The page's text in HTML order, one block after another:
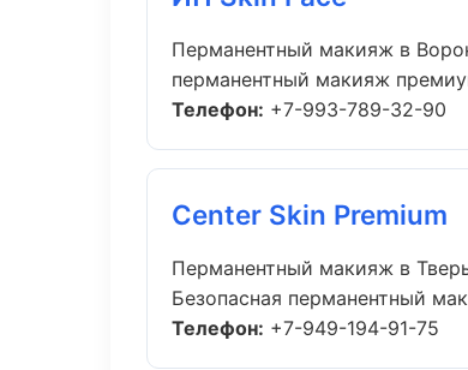
Перманентный макияж в
перманентный макияж
Телефон: +7-993-789-32-90
Center Skin Premium
Перманентный макияж в
Безопасная перманентный
Телефон: +7-949-194-91-75